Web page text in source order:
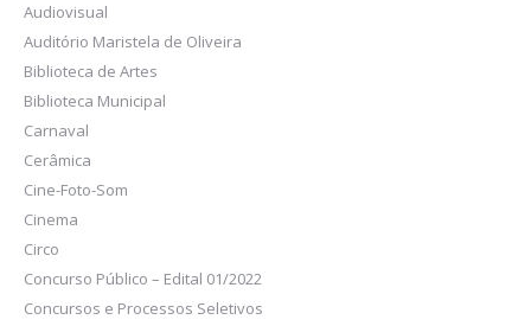
Audiovisual
Auditório Maristela de Oliveira
Biblioteca de Artes
Biblioteca Municipal
Carnaval
Cerâmica
Cine-Foto-Som
Cinema
Circo
Concurso Público – Edital 01/2022
Concursos e Processos Seletivos